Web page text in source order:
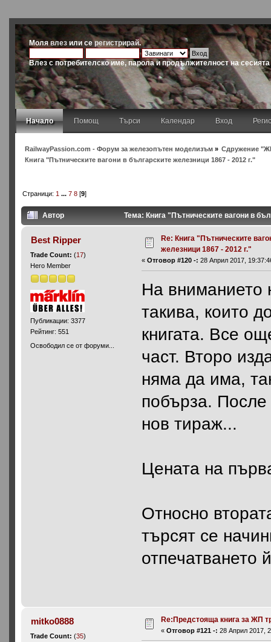
Молявлез или серегистрирай.
Влез с потребителско име, парола и продължителност на сесията
Начало Помощ Търси Календар Вход
RailwayPassion.com - Форум за железопътен моделизъм» Сдружение
Книга "Пътническите вагони в българските железници 1867 - 2012 г."
Страници: 1 ... 7 8[9]
Автор Тема: Книга "Пътническите вагони в
Best Ripper
Trade Count:(17)
Hero Member
Публикации: 3377
Рейтинг: 551
Освободил се от форуми...
Re: Книга "Пътническите
железници 1867 - 2012 г."
«Отговор #120 -: 28 Април 2017,
На вниманието
такива, които
книгата. Все
част. Второ
няма да има,
побърза.
нов тираж...
Цената на
Относно
търсят се
отпечатването
mitko0888
Trade Count:(35)
Re:Предстояща книга за ЖП
«Отговор #121 -: 28 Април 2017,